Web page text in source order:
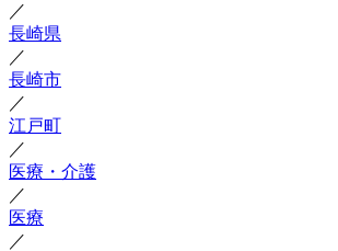
／
長崎県
／
長崎市
／
江戸町
／
医療・介護
／
医療
／